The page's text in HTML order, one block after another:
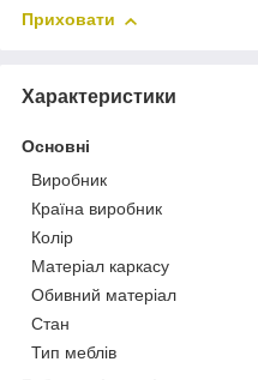
Приховати
Характеристики
Основні
Виробник
Країна виробник
Колір
Матеріал каркасу
Обивний матеріал
Стан
Тип меблів